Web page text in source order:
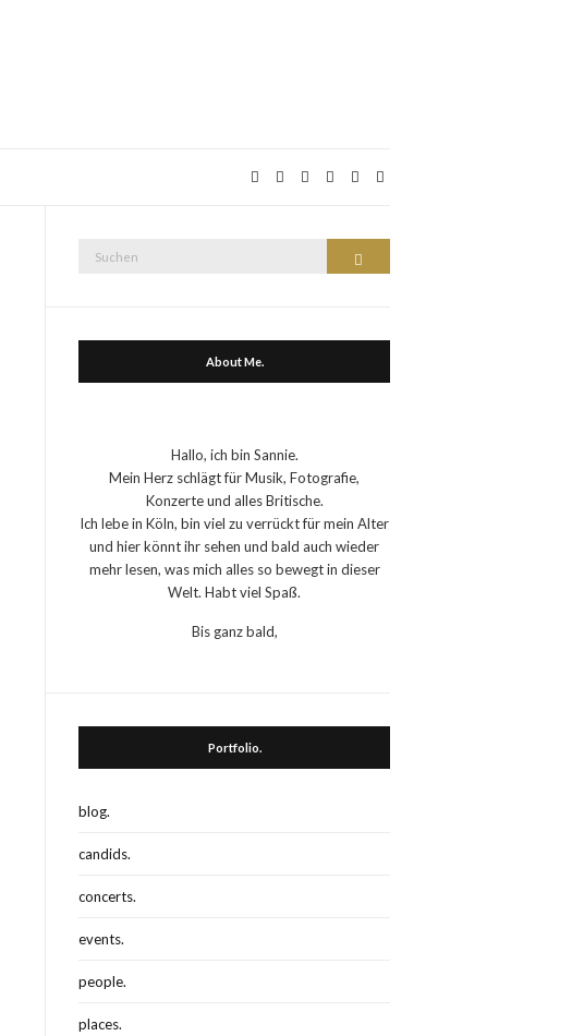
Suchen
About Me.
Hallo, ich bin Sannie.
Mein Herz schlägt für Musik, Fotografie,
Konzerte und alles Britische.
Ich lebe in Köln, bin viel zu verrückt für mein Alter
und hier könnt ihr sehen und bald auch wieder
mehr lesen, was mich alles so bewegt in dieser
Welt. Habt viel Spaß.
Bis ganz bald,
Portfolio.
blog.
candids.
concerts.
events.
people.
places.